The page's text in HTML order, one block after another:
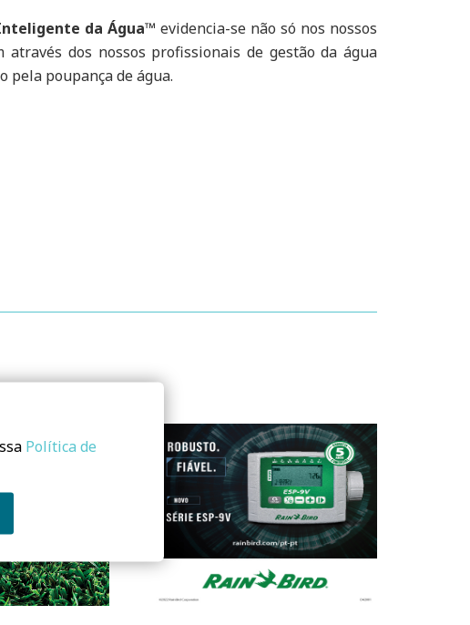
da Água™evidencia-se não só nos nossos
dos nossos profissionais de gestão da água
pela poupança de água.
Política de